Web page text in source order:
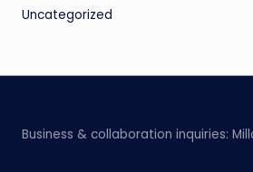
Uncategorized
Business & collaboration inquiries: